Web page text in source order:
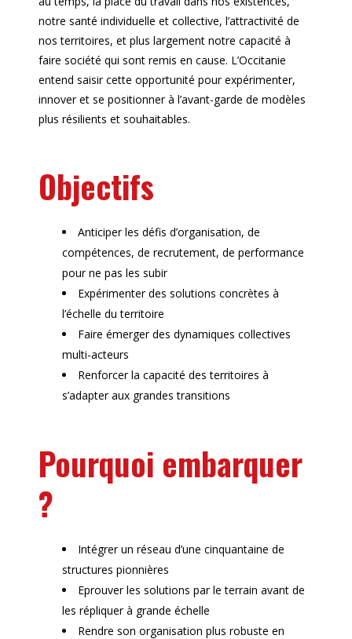
notre santé individuelle et collective, l’attractivité de
nos territoires, et plus largement notre capacité à
faire société qui sont remis en cause. L’Occitanie
entend saisir cette opportunité pour expérimenter,
innover et se positionner à l’avant-garde de modèles
plus résilients et souhaitables.
Objectifs
Anticiper les défis d’organisation, de
compétences, de recrutement, de performance
pour ne pas les subir
Expérimenter des solutions concrètes à
l’échelle du territoire
Faire émerger des dynamiques collectives
multi-acteurs
Renforcer la capacité des territoires à
s’adapter aux grandes transitions
Pourquoi embarquer
?
Intégrer un réseau d’une cinquantaine de
structures pionnières
Eprouver les solutions par le terrain avant de
les répliquer à grande échelle
Rendre son organisation plus robuste en